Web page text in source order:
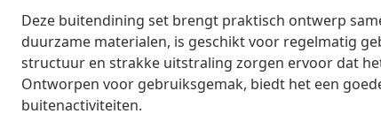
Deze buitendining set brengt praktisch ontwerp
duurzame materialen, is geschikt voor regelmatig
structuur en strakke uitstraling zorgen ervoor dat
Ontworpen voor gebruiksgemak, biedt het een
buitenactiviteiten.